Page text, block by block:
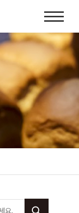
홈
이
지
네
비
게
이